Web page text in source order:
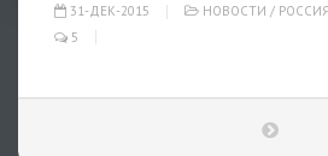
31-ДЕК-2015 НОВОСТИ / РОССИЯ
5